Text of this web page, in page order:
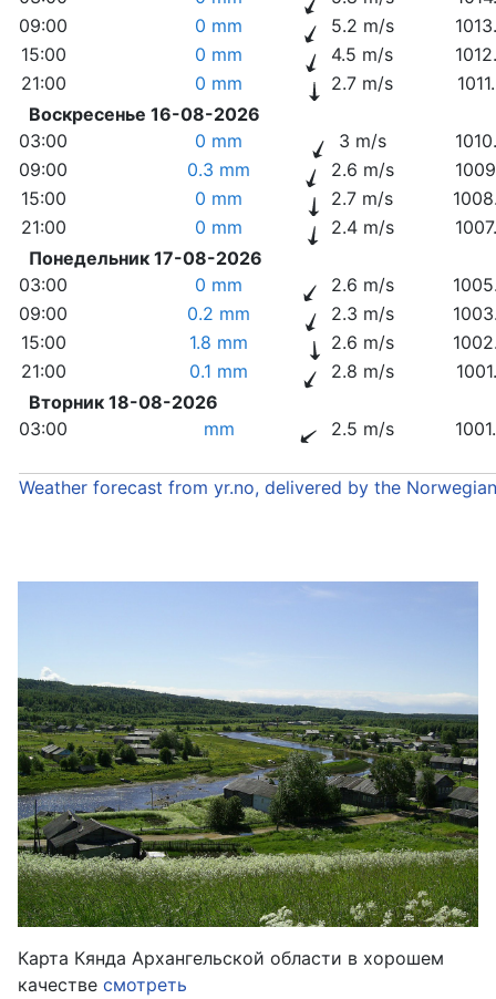
09:00
0 mm 5.2 m/s
15:00
0 mm 4.5 m/s
21:00
0 mm 2.7 m/s
Воскресенье 16-08-2026
03:00
0 mm 3 m/s
09:00
0.3 mm 2.6 m/s
15:00
0 mm 2.7 m/s
21:00
0 mm 2.4 m/s
Понедельник 17-08-2026
03:00
0 mm 2.6 m/s
09:00
0.2 mm 2.3 m/s
15:00
1.8 mm 2.6 m/s
21:00
0.1 mm 2.8 m/s
Вторник 18-08-2026
03:00
mm 2.5 m/s
Weather forecast from yr.no, delivered by the
Карта Кянда Архангельской области в хорошем
качестве смотреть